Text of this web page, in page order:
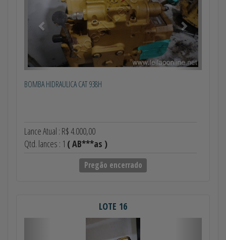
BOMBA HIDRAULICA CAT 938H
Lance Atual : R$ 4.000,00
Qtd. lances : 1 ( AB***as )
Pregão encerrado
LOTE 16